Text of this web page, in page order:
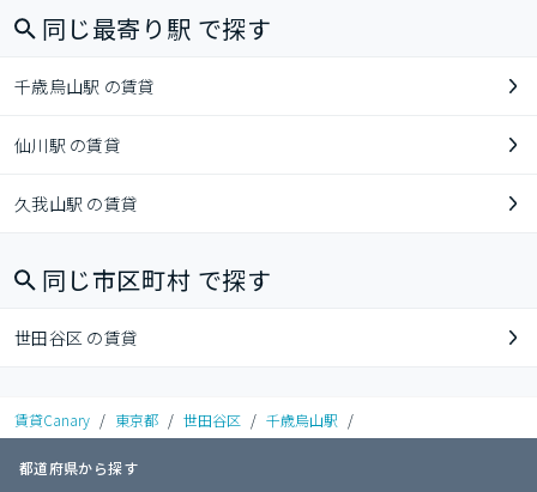
同じ最寄り駅 で探す
千歳烏山駅 の賃貸
仙川駅 の賃貸
久我山駅 の賃貸
同じ市区町村 で探す
世田谷区 の賃貸
賃貸Canary / 東京都 / 世田谷区 / 千歳烏山駅 /
都道府県から探す